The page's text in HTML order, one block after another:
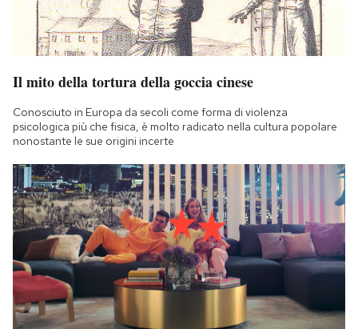
Il mito della tortura della goccia cinese
Conosciuto in Europa da secoli come forma di violenza
psicologica più che fisica, è molto radicato nella cultura popolare
nonostante le sue origini incerte